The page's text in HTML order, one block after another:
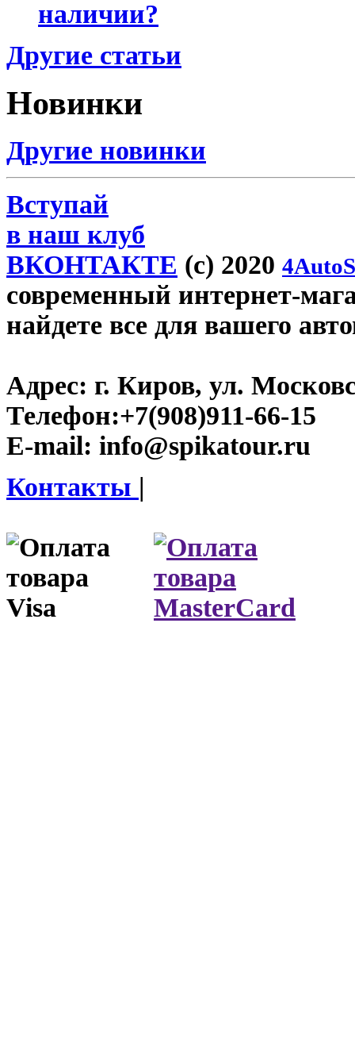
наличии?
Другие статьи
Новинки
Другие новинки
Вступай
в наш клуб
ВКОНТАКТЕ (c) 2020
современный интернет-
найдете все для вашего
Адрес: г. Киров, ул.
Телефон:+7(908)911-66-15
E-mail: info@spikatour.ru
Контакты |